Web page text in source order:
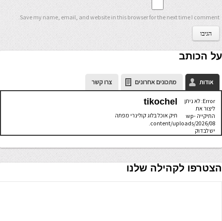
Save my name, email, and website in this browser for the next time I comment.
על הכותב
אודות מתכונים אחרונים צרו קשר
Error: לא ניתן
ליצור את
התיקייה wp-
content/uploads/2026/08.
יש לבדוק
שתיקיית האב
לכתיבה.
tikochel
תיק אוכל בלוג קולינרי מפתה
הצטרפו לקהילה שלנו